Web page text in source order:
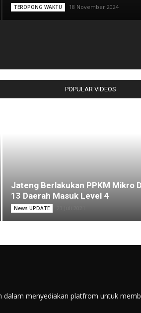
TEROPONG WAKTU 18 November 2024
POPULAR VIDEOS
Jateng Berlakukan PPKM Mikro
13 Daerah Masuk Level 4
News UPDATE
dalam menyediakan platfrom untuk